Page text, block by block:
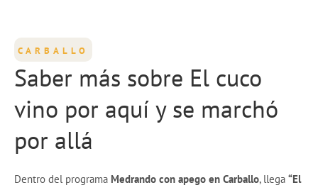
CARBALLO
Saber más sobre El cuco
vino por aquí y se marchó
por allá
Dentro del programa Medrando con apego en Carballo, llega “El